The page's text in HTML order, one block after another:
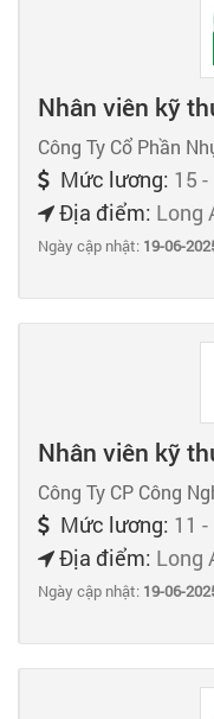
Nhân viên kỹ
Công Ty Cổ Phần
Mức lương: 15
Địa điểm: Long
Ngày cập nhật: 19-06-
Nhân viên kỹ
Công Ty CP Công
Mức lương: 11
Địa điểm: Long
Ngày cập nhật: 19-06-